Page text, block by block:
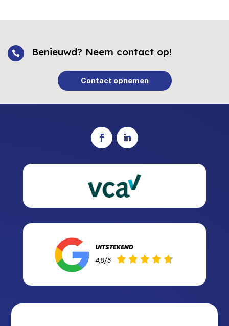
 Benieuwd? Neem contact op!
Contact opnemen